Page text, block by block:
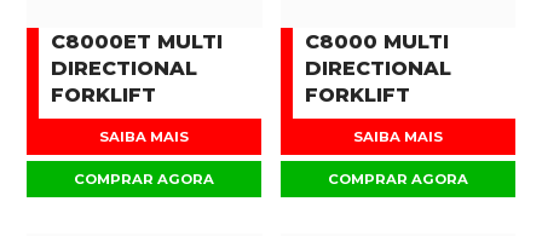
C8000ET MULTI
DIRECTIONAL
FORKLIFT
SAIBA MAIS
COMPRAR AGORA
C8000 MULTI
DIRECTIONAL
FORKLIFT
SAIBA MAIS
COMPRAR AGORA